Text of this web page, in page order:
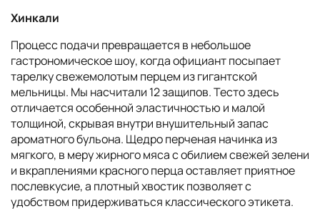
Хинкали
Процесс подачи превращается в небольшое
гастрономическое шоу, когда официант посыпает
тарелку свежемолотым перцем из гигантской
мельницы. Мы насчитали 12 защипов. Тесто здесь
отличается особенной эластичностью и малой
толщиной, скрывая внутри внушительный запас
ароматного бульона. Щедро перченая начинка из
мягкого, в меру жирного мяса с обилием свежей зелени
и вкраплениями красного перца оставляет приятное
послевкусие, а плотный хвостик позволяет с
удобством придерживаться классического этикета.